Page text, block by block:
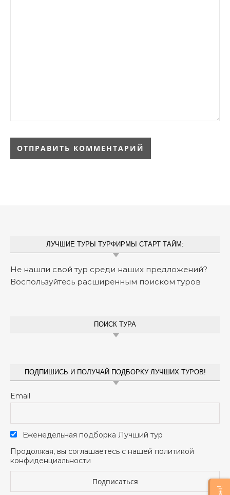
ЛУЧШИЕ ТУРЫ ТУРФИРМЫ СТАРТ ТАЙМ:
Не нашли свой тур среди наших предложений?
Воспользуйтесь расширенным поиском туров
ПОИСК ТУРА
ПОДПИШИСЬ И ПОЛУЧАЙ ПОДБОРКУ ЛУЧШИХ ТУРОВ!
Email
Еженедельная подборка Лучший тур
Продолжая, вы соглашаетесь с нашей политикой
конфиденциальности